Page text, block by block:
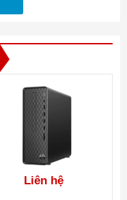
Liên hệ